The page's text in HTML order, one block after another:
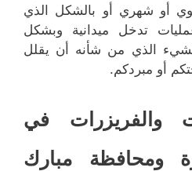
أو شهري أو بالشكل الذي
تدخل ميدانية وبشكل
الذي من شأنه أن يقلل
أو مبردكم.
والفريزرات في
ومحافظة مبارك